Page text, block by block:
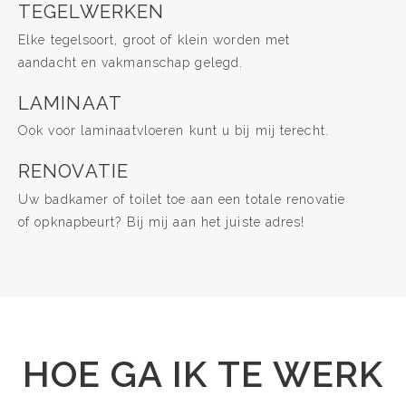
TEGELWERKEN
Elke tegelsoort, groot of klein worden met
aandacht en vakmanschap gelegd.
LAMINAAT
Ook voor laminaatvloeren kunt u bij mij terecht.
RENOVATIE
Uw badkamer of toilet toe aan een totale renovatie
of opknapbeurt? Bij mij aan het juiste adres!
HOE GA IK TE WERK